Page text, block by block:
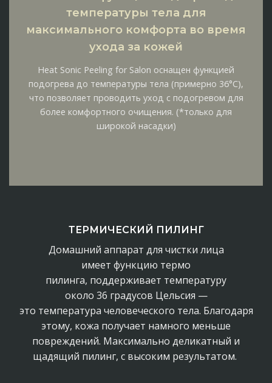
температуры тела для
максимального комфорта во время
ухода за кожей
Heat Sonic Peeling for Salon оснащен функцией
подогрева до температуры тела (примерно 36°C),
что позволяет проводить уход с подогревом для
более комфортного очищения. (*только для
широкой насадки)
ТЕРМИЧЕСКИЙ ПИЛИНГ
Домашний аппарат для чистки лица
имеет функцию термо
пилинга, поддерживает температуру
около 36 градусов Цельсия —
это температура человеческого тела. Благодаря
этому, кожа получает намного меньше
повреждений. Максимально деликатный и
щадящий пилинг, с высоким результатом.